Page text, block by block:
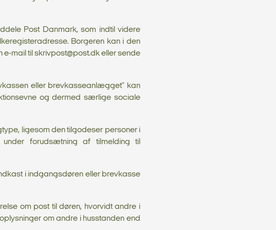
Post Danmark, som indtil videre
Borgeren kan i den
e-mail til skrivpost@post.dk eller sende
eller brevkasseanlægget” kan
og dermed særlige sociale
ligesom den tilgodeser personer i
under forudsætning af tilmelding til
i indgangsdøren eller brevkasse
om post til døren, hvorvidt andre i
om andre i husstanden end